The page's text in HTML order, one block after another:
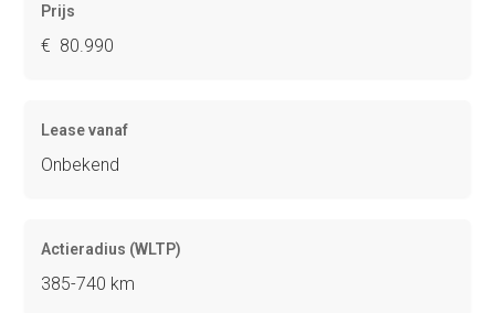
Prijs
€ 80.990
Lease vanaf
Onbekend
Actieradius (WLTP)
385-740 km